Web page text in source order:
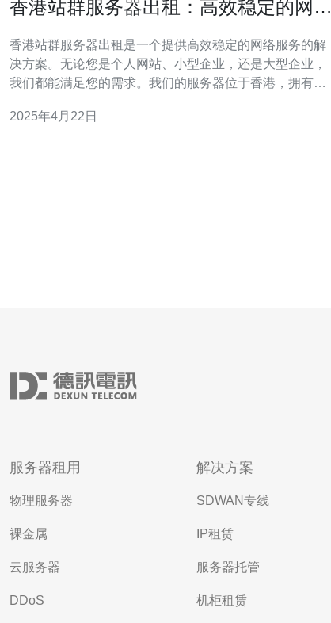
香港站群服务器出租：高效稳定的网络
香港站群服务器出租是一个提供高效稳定的网络服务的解
决方案。无论您是个人网站、小型企业，还是大型企业，
我们都能满足您的需求。我们的服务器位于香港，拥有优
访问体验。 我们的服务器采用最新的硬件设备和先进的网
2025年4月22日
服务器租用
物理服务器
裸金属
云服务器
DDoS
解决方案
SDWAN专线
IP租赁
服务器托管
机柜租赁